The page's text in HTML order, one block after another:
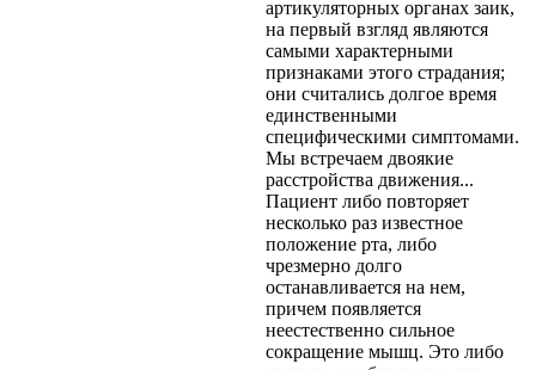
артикуляторных органах заик,
на первый взгляд являются
самыми характерными
признаками этого страдания;
они считались долгое время
единственными
специфическими симптомами.
Мы встречаем двоякие
расстройства движения...
Пациент либо повторяет
несколько раз известное
положение рта, либо
чрезмерно долго
останавливается на нем,
причем появляется
неестественно сильное
сокращение мышц. Это либо